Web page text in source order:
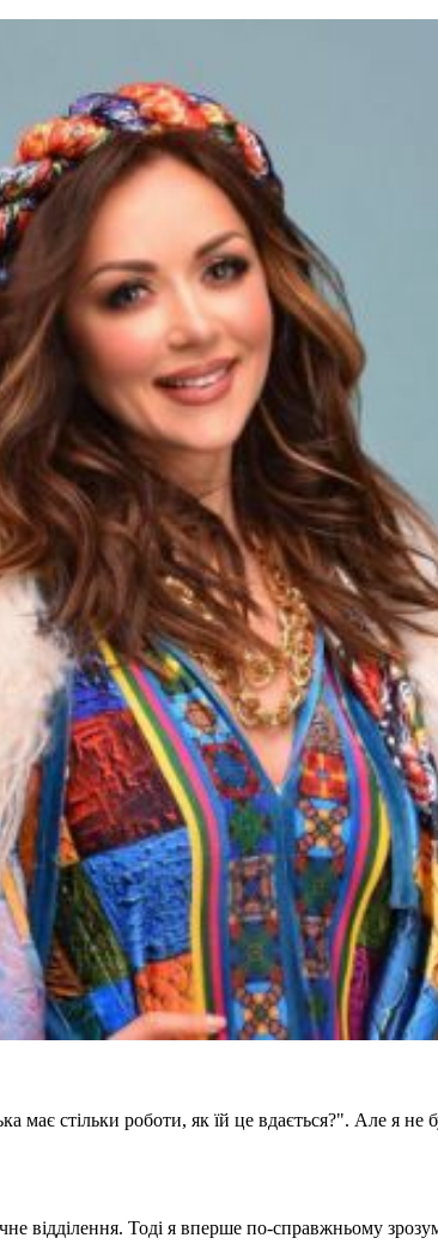
має стільки роботи, як їй це вдається?". Але я
відділення. Тоді я вперше по-справжньому